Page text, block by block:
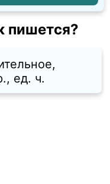
пишется?
ед. ч.